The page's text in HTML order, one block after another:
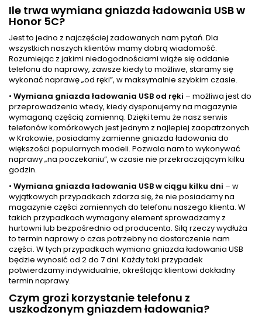
Ile trwa wymiana gniazda ładowania USB w
Honor 5C?
Jest to jedno z najczęściej zadawanych nam pytań. Dla
wszystkich naszych klientów mamy dobrą wiadomość.
Rozumiejąc z jakimi niedogodnościami wiąże się oddanie
telefonu do naprawy, zawsze kiedy to możliwe, staramy się
wykonać naprawę „od ręki”, w maksymalnie szybkim czasie.
• Wymiana gniazda ładowania USB od ręki – możliwa jest do
przeprowadzenia wtedy, kiedy dysponujemy na magazynie
wymaganą częścią zamienną. Dzięki temu że nasz serwis
telefonów komórkowych jest jednym z najlepiej zaopatrzonych
w Krakowie, posiadamy zamienne gniazda ładowania do
większości popularnych modeli. Pozwala nam to wykonywać
naprawy „na poczekaniu”, w czasie nie przekraczającym kilku
godzin.
• Wymiana gniazda ładowania USB w ciągu kilku dni – w
wyjątkowych przypadkach zdarza się, że nie posiadamy na
magazynie części zamiennych do telefonu naszego klienta. W
takich przypadkach wymagany element sprowadzamy z
hurtowni lub bezpośrednio od producenta. Siłą rzeczy wydłuża
to termin naprawy o czas potrzebny na dostarczenie nam
części. W tych przypadkach wymiana gniazda ładowania USB
będzie wynosić od 2 do 7 dni. Każdy taki przypadek
potwierdzamy indywidualnie, określając klientowi dokładny
termin naprawy.
Czym grozi korzystanie telefonu z
uszkodzonym gniazdem ładowania?